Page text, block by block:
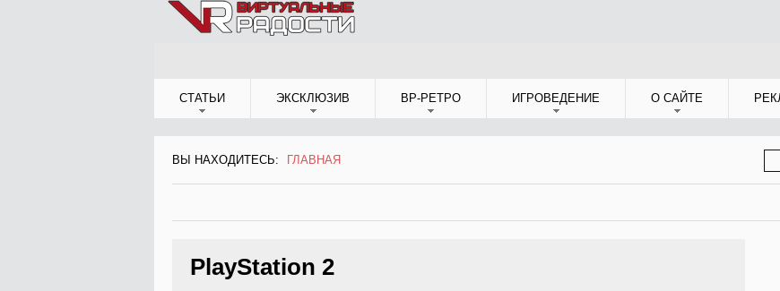
СТАТЬИ ЭКСКЛЮЗИВ ВР-РЕТРО ИГРОВЕДЕНИЕ О САЙТЕ
ВЫ НАХОДИТЕСЬ:
ВЫ НАХОДИТЕСЬ
ГЛАВНАЯ
PlayStation 2